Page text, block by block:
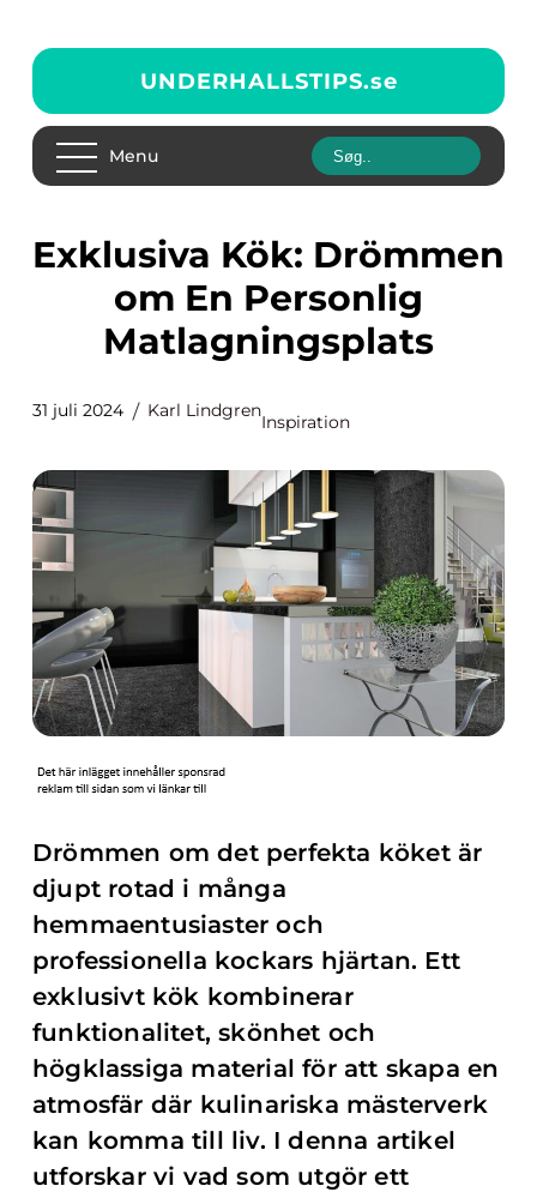
UNDERHALLSTIPS.se
Menu
Exklusiva Kök: Drömmen
om En Personlig
Matlagningsplats
31 juli 2024 Karl Lindgren
Inspiration
Drömmen om det perfekta köket är
djupt rotad i många
hemmaentusiaster och
professionella kockars hjärtan. Ett
exklusivt kök kombinerar
funktionalitet, skönhet och
högklassiga material för att skapa en
atmosfär där kulinariska mästerverk
kan komma till liv. I denna artikel
utforskar vi vad som utgör ett